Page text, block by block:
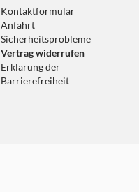
Kontaktformular
Anfahrt
Sicherheitsprobleme
Vertrag widerrufen
Erklärung der
Barrierefreiheit